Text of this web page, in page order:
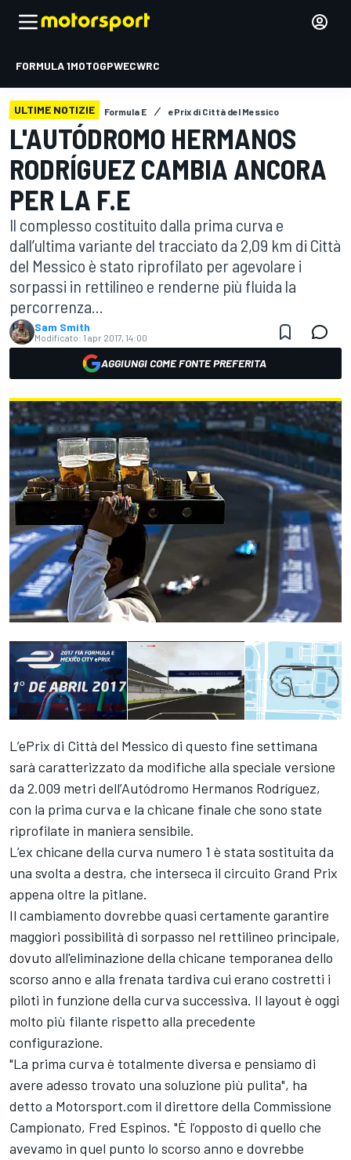
FORMULA 1MOTOGPWECWRC
ULTIME NOTIZIE Formula E ePrix di Città del Messico
L'AUTÓDROMO HERMANOS
RODRÍGUEZ CAMBIA ANCORA
PER LA F.E
Il complesso costituito dalla prima curva e
dall’ultima variante del tracciato da 2,09 km di Città
del Messico è stato riprofilato per agevolare i
sorpassi in rettilineo e renderne più fluida la
percorrenza...
Sam Smith
Modificato: 1 apr 2017, 14:00
AGGIUNGI COME FONTE PREFERITA
L’ePrix di Città del Messico di questo fine settimana
sarà caratterizzato da modifiche alla speciale versione
da 2.009 metri dell’Autódromo Hermanos Rodríguez,
con la prima curva e la chicane finale che sono state
riprofilate in maniera sensibile.
L’ex chicane della curva numero 1 è stata sostituita da
una svolta a destra, che interseca il circuito Grand Prix
appena oltre la pitlane.
Il cambiamento dovrebbe quasi certamente garantire
maggiori possibilità di sorpasso nel rettilineo principale,
dovuto all'eliminazione della chicane temporanea dello
scorso anno e alla frenata tardiva cui erano costretti i
piloti in funzione della curva successiva. Il layout è oggi
molto più filante rispetto alla precedente
configurazione.
"La prima curva è totalmente diversa e pensiamo di
avere adesso trovato una soluzione più pulita", ha
detto a Motorsport.com il direttore della Commissione
Campionato, Fred Espinos. "È l’opposto di quello che
avevamo in quel punto lo scorso anno e dovrebbe